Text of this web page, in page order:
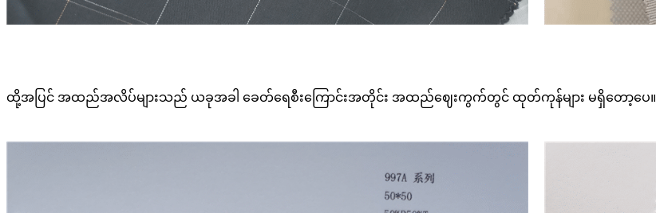
ထို့အပြင် အထည်အလိပ်များသည် ယခုအခါ ခေတ်ရေစီးကြောင်းအတိုင်း အထည်ဈေးကွက်တွင် ထုတ်ကုန်များ မရှိတော့ပေ။